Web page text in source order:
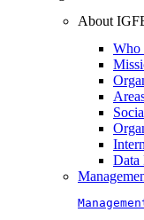
About
Who
Data